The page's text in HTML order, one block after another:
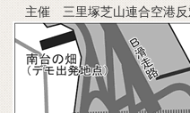
主催 三里塚芝山連合空港反